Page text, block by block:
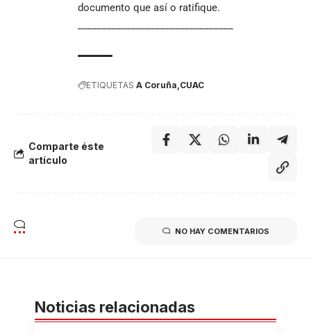
documento que así o ratifique.
ETIQUETAS A Coruña CUAC
Comparte éste
artículo
NO HAY COMENTARIOS
Noticias relacionadas